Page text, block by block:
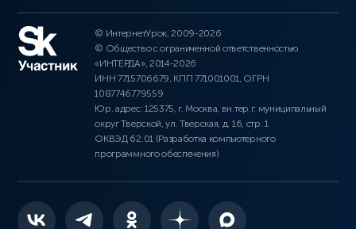
© ИнтернетУрок, 2009-2026
© Общество с ограниченной ответственностью
«ИНТЕРДА», 2014-2026
ИНН 7715706679, КПП 771001001, ОГРН
1087746779559
Юр. адрес: 125375, г. Москва, вн.тер.г. муниципальный
округ Тверской, ул. Тверская, д. 16, стр. 1
ОКВЭД 62.01 (Разработка компьютерного
программного обеспечения)